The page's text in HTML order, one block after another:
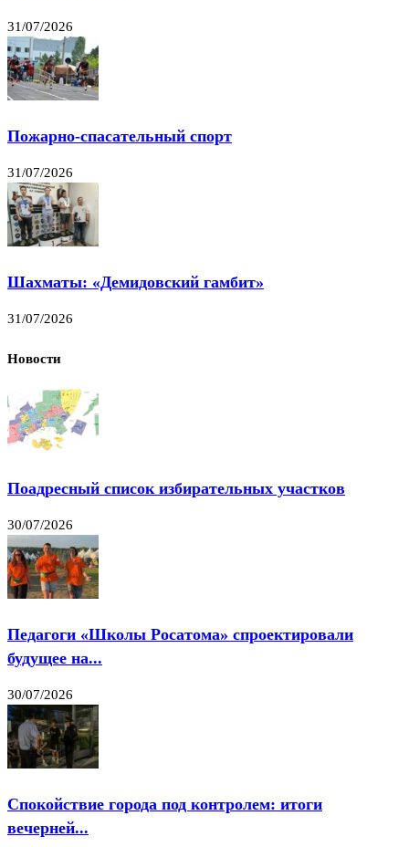
31/07/2026
Пожарно-спасательный спорт
31/07/2026
Шахматы: «Демидовский гамбит»
31/07/2026
Новости
Поадресный список избирательных участков
30/07/2026
Педагоги «Школы Росатома» спроектировали
будущее на...
30/07/2026
Спокойствие города под контролем: итоги
вечерней...